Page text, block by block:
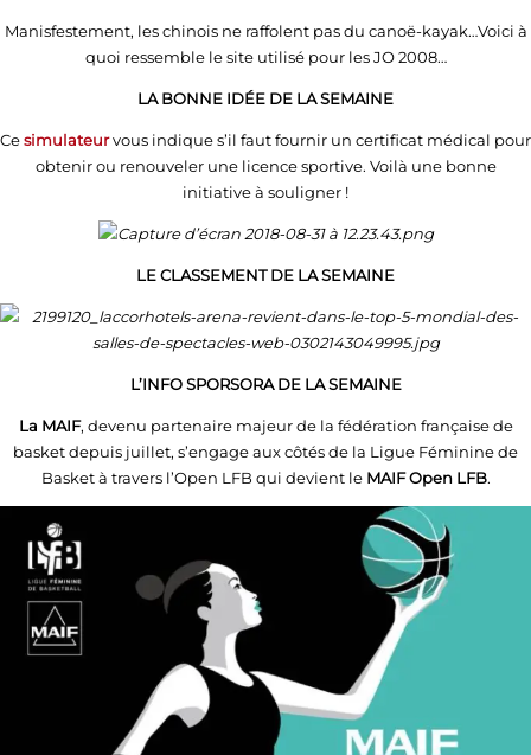
Manisfestement, les chinois ne raffolent pas du canoë-kayak…Voici à
quoi ressemble le site utilisé pour les JO 2008…
LA BONNE IDÉE DE LA SEMAINE
Cesimulateurvous indique s’il faut fournir un certificat médical pour
obtenir ou renouveler une licence sportive. Voilà une bonne
initiative à souligner !
LE CLASSEMENT DE LA SEMAINE
L’INFO SPORSORA DE LA SEMAINE
La MAIF, devenu partenaire majeur de la fédération française de
basket depuis juillet, s’engage aux côtés de la Ligue Féminine de
Basket à travers l’Open LFB qui devient le MAIF Open LFB.